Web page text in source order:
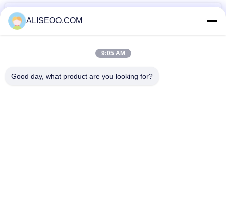
札
機械
もっと セルライト還元マシン
ALISEOO.COM
9:05 AM
Good day, what product are you looking for?